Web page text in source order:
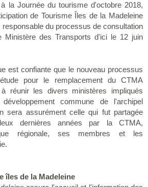
la Journée du tourisme d'octobre 2018,
de Tourisme Îles de la Madeleine
du processus de consultation
Ministère des Transports d'ici le 12 juin
est confiante que le nouveau processus
pour le remplacement du CTMA
réunir les divers ministères impliqués
commune de l'archipel
sera assurément celle qui fut partagée
dernières années par la CTMA,
régionale, ses membres et les
îles de la Madeleine